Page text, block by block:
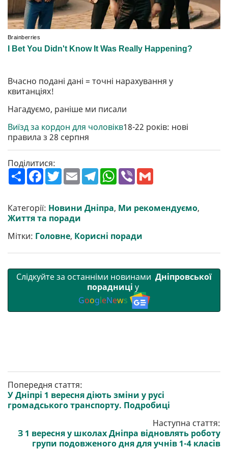
Вчасно подані дані = точні нарахування у
квитанціях!
Нагадуємо, раніше ми писали
Виїзд за кордон для чоловікв18-22 років: нові
правила з 28 серпня
Поділитися:
П
о
р
и
т
F
a
b
o
o
T
w
t
e
r
E
m
l
T
e
g
r
W
h
s
A
V
r l
Категорії: Новини Дніпра, Ми рекомендуємо,
Життя та поради
Мітки: Головне, Корисні поради
Слідкуйте за останніми новинами Дніпровської
порадниці у
GoogleNews
Попередня стаття:
У Дніпрі 1 вересня діють зміни у русі
громадського транспорту. Подробиці
Наступна стаття:
З 1 вересня у школах Дніпра відновлять роботу
групи подовженого дня для учнів 1-4 класів